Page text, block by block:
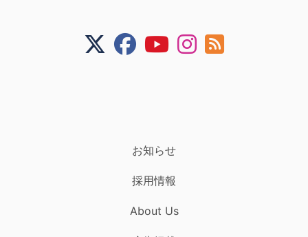
お知らせ
採用情報
About Us